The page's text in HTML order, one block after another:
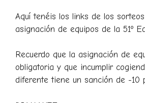
Aquí tenéis los links de los
asignación de equipos de la 51º
Recuerdo que la asignación de
obligatoria y que incumplir
diferente tiene un sanción de -10